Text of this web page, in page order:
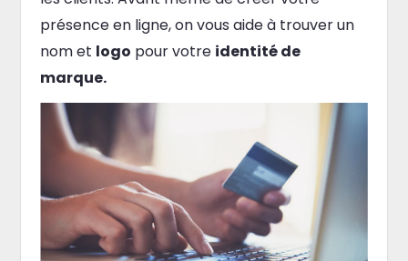
présence en ligne, on vous aide à trouver un
nom et logo pour votre identité de
marque.